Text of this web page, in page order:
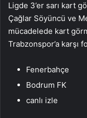
Ligde 3’er sarı kart
Çağlar Söyüncü ve
mücadelede kart
Trabzonspor’a karşı
Fenerbahçe
Bodrum FK
canlı izle